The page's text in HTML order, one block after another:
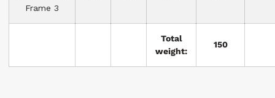
Frame 3
Total
weight:
150